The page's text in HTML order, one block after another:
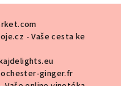
- Vaše cesta ke
ginger.fr